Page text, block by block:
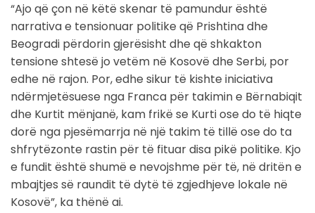
“Ajo që çon në këtë skenar të pamundur është
narrativa e tensionuar politike që Prishtina dhe
Beogradi përdorin gjerësisht dhe që shkakton
tensione shtesë jo vetëm në Kosovë dhe Serbi, por
edhe në rajon. Por, edhe sikur të kishte iniciativa
ndërmjetësuese nga Franca për takimin e Bërnabiqit
dhe Kurtit mënjanë, kam frikë se Kurti ose do të hiqte
dorë nga pjesëmarrja në një takim të tillë ose do ta
shfrytëzonte rastin për të fituar disa pikë politike. Kjo
e fundit është shumë e nevojshme për të, në dritën e
mbajtjes së raundit të dytë të zgjedhjeve lokale në
Kosovë”, ka thënë ai.